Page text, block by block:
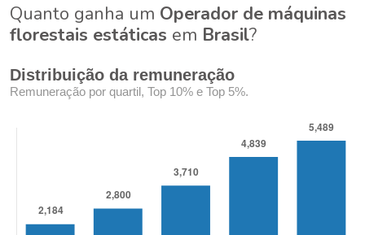
Quanto ganha um Operador de máquinas
florestais estáticas em Brasil?
Distribuição da remuneração
Remuneração por quartil, Top 10% e Top 5%.